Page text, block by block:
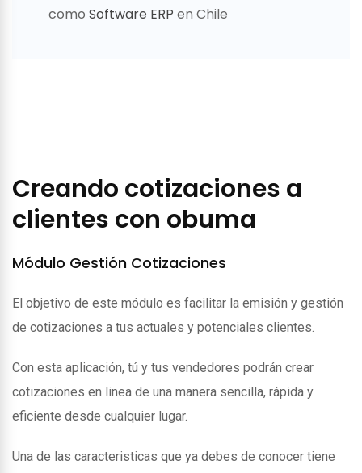
como Software ERP en Chile
Creando cotizaciones a
clientes con obuma
Módulo Gestión Cotizaciones
El objetivo de este módulo es facilitar la emisión y gestión
de cotizaciones a tus actuales y potenciales clientes.
Con esta aplicación, tú y tus vendedores podrán crear
cotizaciones en linea de una manera sencilla, rápida y
eficiente desde cualquier lugar.
Una de las caracteristicas que ya debes de conocer tiene